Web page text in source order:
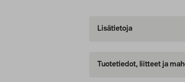
Lisätietoja
Tuotetiedot, liitteet ja